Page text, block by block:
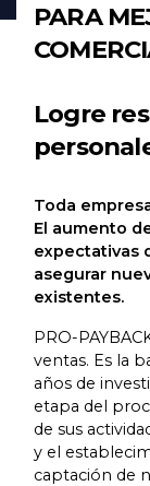
PARA
Logre
Toda
El aumento
expectativas
asegurar
existentes.
PRO-
ventas. Es la
años de
etapa del
de sus
y el
captación de